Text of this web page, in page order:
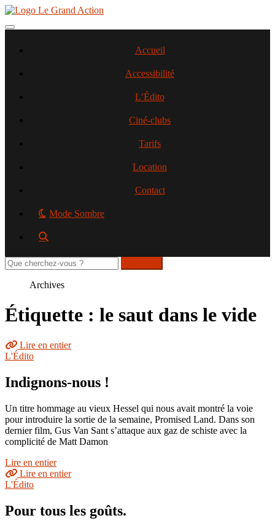
Aller
contenu
Toggle navigation
Accueil
Accessibilité
L’Édito
Ciné-clubs
Tarifs
Location
Contact
Mode Sombre
Rechercher
sur
Archives
Étiquette : le saut dans le vide
Lire en entier
L'Édito
Indignons-nous !
Un titre hommage au vieux Hessel qui nous avait montré la voie
pour introduire la sortie de la semaine, Promised Land. Dans son
dernier film, Gus Van Sant s’attaque aux gaz de schiste avec la
complicité de Matt Damon
Lire en entier
Lire en entier
L'Édito
Pour tous les goûts.